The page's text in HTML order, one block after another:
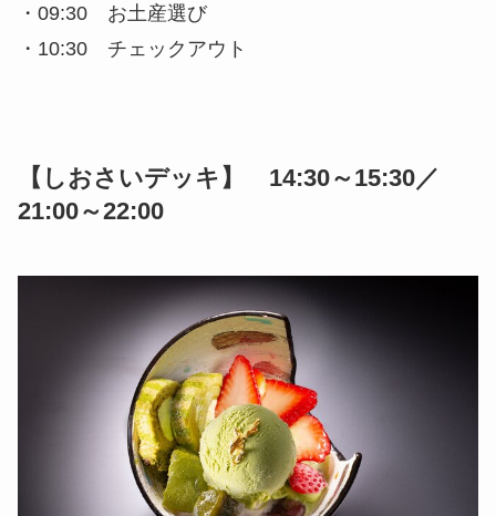
・09:30 お土産選び
・10:30 チェックアウト
【しおさいデッキ】 14:30～15:30／
21:00～22:00